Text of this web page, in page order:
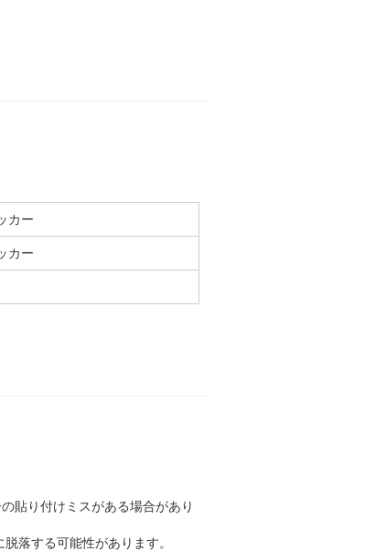
カー
カー
貼り付けミスがある場合があり
落する可能性があります。